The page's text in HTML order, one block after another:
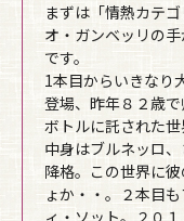
まずは「情熱カテ
オ・ガンベッリの
です。
1本目からいきなり
登場、昨年８２歳
ボトルに託された世
中身はブルネッロ
降格。この世界に
ょか・・。２本目